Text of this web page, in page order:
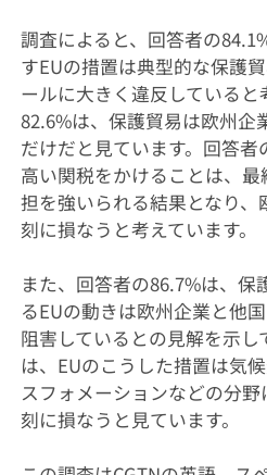
調査によると、回答者の
すEUの措置は典型的な保護
ールに大きく違反している
82.6%は、保護貿易は欧州企
だけだと見ています。回答者
高い関税をかけることは、
担を強いられる結果となり
刻に損なうと考えています。
また、回答者の86.7%は、保
るEUの動きは欧州企業と他
阻害しているとの見解を示し
は、EUのこうした措置は気
スフォメーションなどの分
刻に損なうと見ています。